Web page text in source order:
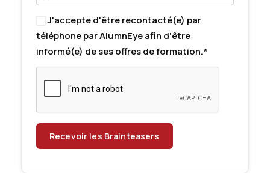
J'accepte d'être recontacté(e) par
téléphone par AlumnEye afin d'être
informé(e) de ses offres de formation.*